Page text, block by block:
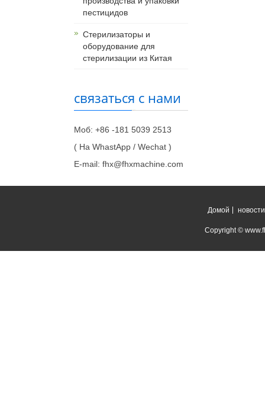
пестицидов
Стерилизаторы и
оборудование для
стерилизации из Китая
связаться с нами
Моб: +86 -181 5039 2513
( На WhastApp / Wechat )
E-mail: fhx@fhxmachine.com
Домой новости
Copyright ©